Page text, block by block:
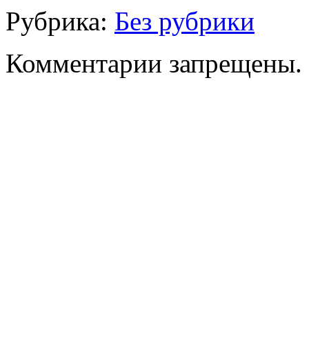
Рубрика: Без рубрики
Комментарии запрещены.